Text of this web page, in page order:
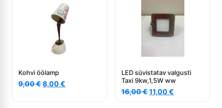
Kohvi öölamp
9,00€Algne
8,00 €
LED süvistatav valgusti
Taxi 9kw,1,5W ww
16,00€Algne
11,00 €